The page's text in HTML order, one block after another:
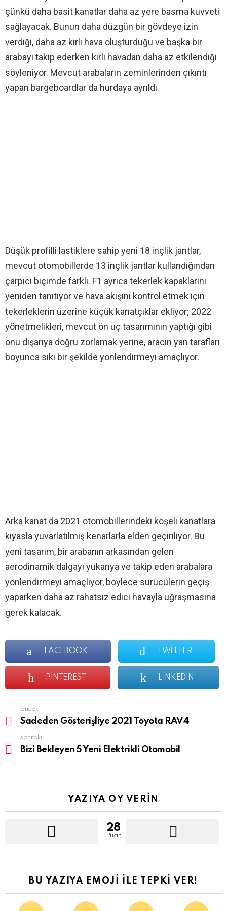
çünkü daha basit kanatlar daha az yere basma kuvveti
sağlayacak. Bunun daha düzgün bir gövdeye izin
verdiği, daha az kirli hava oluşturduğu ve başka bir
arabayı takip ederken kirli havadan daha az etkilendiği
söyleniyor. Mevcut arabaların zeminlerinden çıkıntı
yapan bargeboardlar da hurdaya ayrıldı.
Düşük profilli lastiklere sahip yeni 18 inçlik jantlar,
mevcut otomobillerde 13 inçlik jantlar kullandığından
çarpıcı biçimde farklı. F1 ayrıca tekerlek kapaklarını
yeniden tanıtıyor ve hava akışını kontrol etmek için
tekerleklerin üzerine küçük kanatçıklar ekliyor; 2022
yönetmelikleri, mevcut ön uç tasarımının yaptığı gibi
onu dışarıya doğru zorlamak yerine, aracın yan tarafları
boyunca sıkı bir şekilde yönlendirmeyi amaçlıyor.
Arka kanat da 2021 otomobillerindeki köşeli kanatlara
kıyasla yuvarlatılmış kenarlarla elden geçiriliyor. Bu
yeni tasarım, bir arabanın arkasından gelen
aerodinamik dalgayı yukarıya ve takip eden arabalara
yönlendirmeyi amaçlıyor, böylece sürücülerin geçiş
yaparken daha az rahatsız edici havayla uğraşmasına
gerek kalacak.
FACEBOOK TWITTER
PINTEREST LINKEDIN
more
önceki
Sadeden Gösterişliye 2021 Toyota RAV4
sonraki
Bizi Bekleyen 5 Yeni Elektrikli Otomobil
YAZIYA OY VERIN
28
Puan
BU YAZIYA EMOJI İLE TEPKI VER!